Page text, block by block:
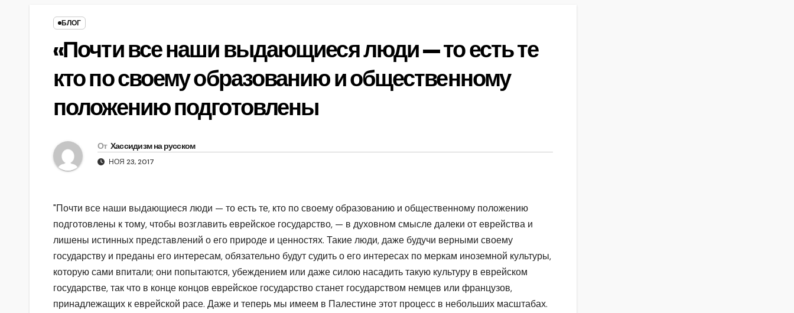
БЛОГ
«Почти все наши выдающиеся люди — то есть те
кто по своему образованию и общественному
положению подготовлены
От Хассидизм на русском
НОЯ 23, 2017
"Почти все наши выдающиеся люди — то есть те, кто по своему образованию и общественному положению
подготовлены к тому, чтобы возглавить еврейское государство, — в духовном смысле далеки от еврейства и
лишены истинных представлений о его природе и ценностях. Такие люди, даже будучи верными своему
государству и преданы его интересам, обязательно будут судить о его интересах по меркам иноземной культуры,
которую сами впитали; они попытаются, убеждением или даже силою насадить такую культуру в еврейском
государстве, так что в конце концов еврейское государство станет государством немцев или французов,
принадлежащих к еврейской расе. Даже и теперь мы имеем в Палестине этот процесс в небольших масштабах.